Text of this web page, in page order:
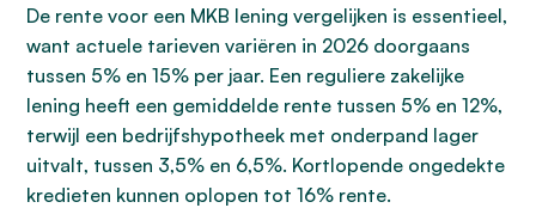
De rente voor een MKB lening vergelijken is essentieel,
want actuele tarieven variëren in 2026 doorgaans
tussen 5% en 15% per jaar. Een reguliere zakelijke
lening heeft een gemiddelde rente tussen 5% en 12%,
terwijl een bedrijfshypotheek met onderpand lager
uitvalt, tussen 3,5% en 6,5%. Kortlopende ongedekte
kredieten kunnen oplopen tot 16% rente.